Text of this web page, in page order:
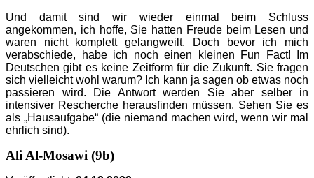
Und damit sind wir wieder einmal beim Schluss
angekommen, ich hoffe, Sie hatten Freude beim Lesen und
waren nicht komplett gelangweilt. Doch bevor ich mich
verabschiede, habe ich noch einen kleinen Fun Fact! Im
Deutschen gibt es keine Zeitform für die Zukunft. Sie fragen
sich vielleicht wohl warum? Ich kann ja sagen ob etwas noch
passieren wird. Die Antwort werden Sie aber selber in
intensiver Rescherche herausfinden müssen. Sehen Sie es
als „Hausaufgabe“ (die niemand machen wird, wenn wir mal
ehrlich sind).
Ali Al-Mosawi (9b)